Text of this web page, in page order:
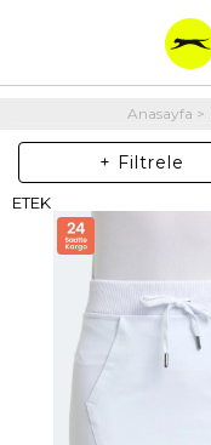
Anasayfa
+ Filtrele
ETEK